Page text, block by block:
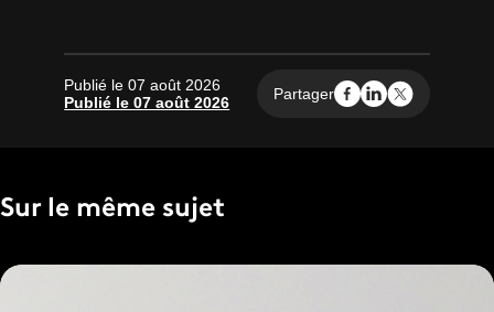
Publié le 07 août 2026
Publié le 07 août 2026
Partager
Sur le même sujet